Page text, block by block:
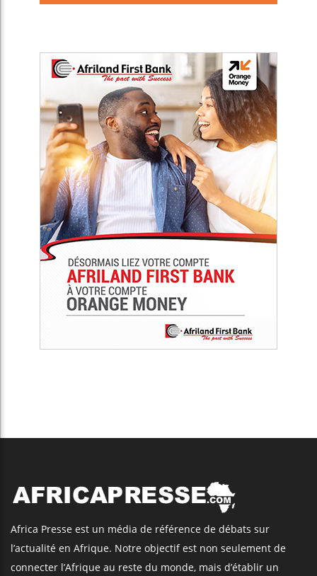
Africa Presse est un média de référence de débats sur
l’actualité en Afrique. Notre objectif est non seulement de
connecter l’Afrique au reste du monde, mais d’établir un